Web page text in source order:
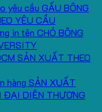
GẤU BÔNG
YÊU CẦU
CHÓ BÔNG
SẢN XUẤT THEO
SẢN XUẤT
ĐẠI DIỆN THƯƠNG